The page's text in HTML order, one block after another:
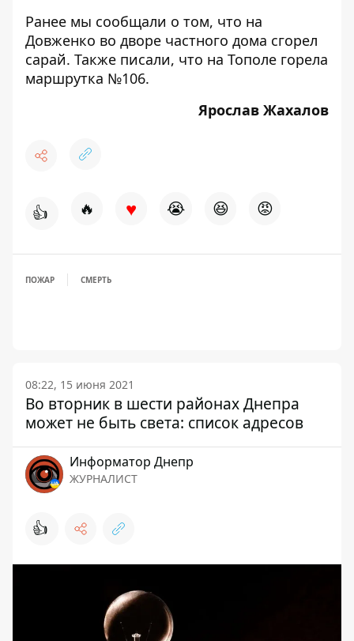
Ранее мы сообщали о том, что на
Довженко во дворе частного дома сгорел
сарай. Также писали, что на Тополе горела
маршрутка №106.
Ярослав Жахалов
👍 🔥 ♥ 😭 😆 😡
ПОЖАР СМЕРТЬ
08:22, 15 июня 2021
Во вторник в шести районах Днепра
может не быть света: список адресов
Информатор Днепр
ЖУРНАЛИСТ
👍